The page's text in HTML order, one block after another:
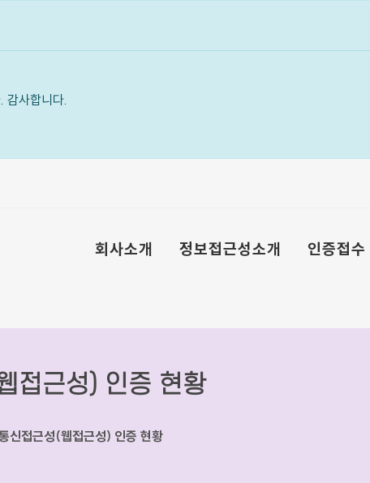
감사합니다.
회사소개 정보접근성소개 인증접수
접근성) 인증 현황
신접근성(웹접근성) 인증 현황